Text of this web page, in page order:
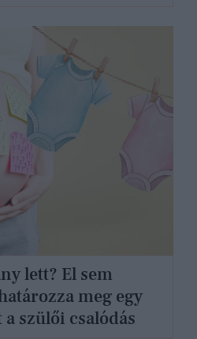
lett? El sem
meg egy
a szülői csalódás